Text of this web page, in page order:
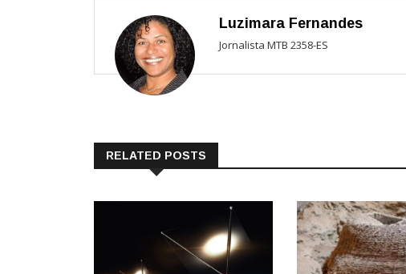
Luzimara Fernandes
Jornalista MTB 2358-ES
RELATED POSTS